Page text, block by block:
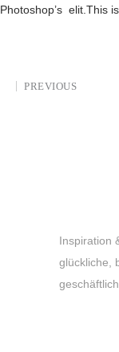
Photoshop’s elit.This
PREVIOUS
Inspiration
glückliche,